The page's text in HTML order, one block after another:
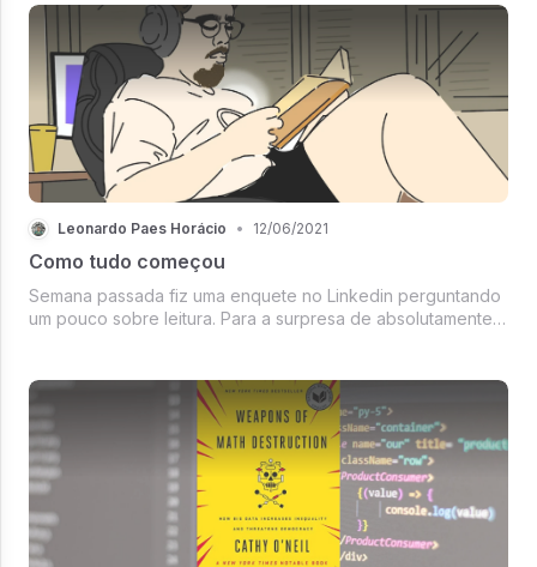
Leonardo Paes Horácio • 12/06/2021
Como tudo começou
Semana passada fiz uma enquete no Linkedin perguntando
um pouco sobre leitura. Para a surpresa de absolutamente